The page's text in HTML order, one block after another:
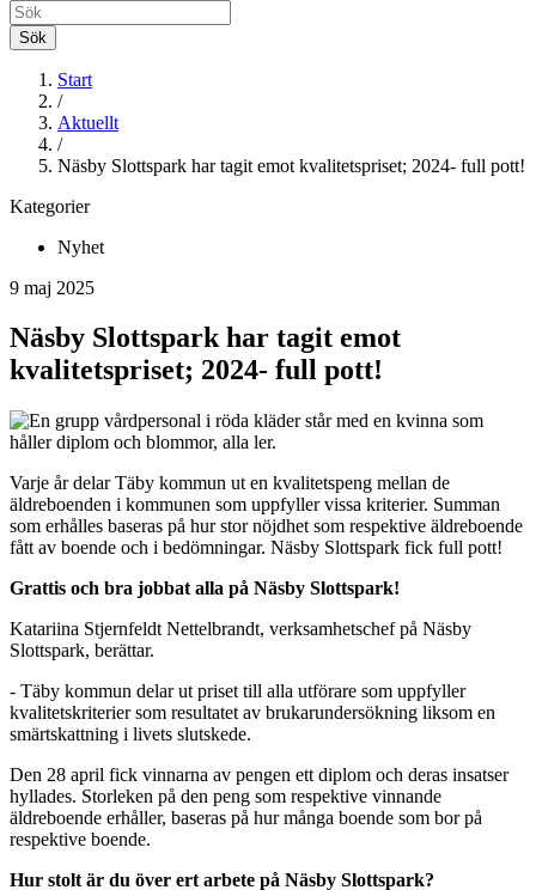
Sök
Start
/
Aktuellt
/
Näsby Slottspark har tagit emot kvalitetspriset; 2024- full pott!
Kategorier
Nyhet
9 maj 2025
Näsby Slottspark har tagit emot
kvalitetspriset; 2024- full pott!
Varje år delar Täby kommun ut en kvalitetspeng mellan de
äldreboenden i kommunen som uppfyller vissa kriterier. Summan
som erhålles baseras på hur stor nöjdhet som respektive äldreboende
fått av boende och i bedömningar. Näsby Slottspark fick full pott!
Grattis och bra jobbat alla på Näsby Slottspark!
Katariina Stjernfeldt Nettelbrandt, verksamhetschef på Näsby
Slottspark, berättar.
- Täby kommun delar ut priset till alla utförare som uppfyller
kvalitetskriterier som resultatet av brukarundersökning liksom en
smärtskattning i livets slutskede.
Den 28 april fick vinnarna av pengen ett diplom och deras insatser
hyllades. Storleken på den peng som respektive vinnande
äldreboende erhåller, baseras på hur många boende som bor på
respektive boende.
Hur stolt är du över ert arbete på Näsby Slottspark?